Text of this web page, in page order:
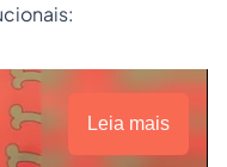
Leia mais